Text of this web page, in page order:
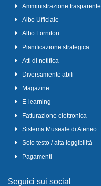
Amministrazione trasparente
Albo Ufficiale
Albo Fornitori
Pianificazione strategica
Atti di notifica
Diversamente abili
Magazine
E-learning
Fatturazione elettronica
Sistema Museale di Ateneo
Solo testo / alta leggibilità
Pagamenti
Seguici sui social